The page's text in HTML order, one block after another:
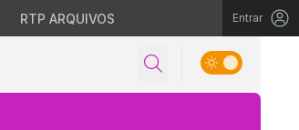
RTP ARQUIVOS Entrar